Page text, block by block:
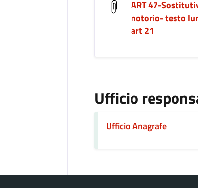
ART 47-
notorio- testo
art 21
Ufficio
Ufficio Anagrafe